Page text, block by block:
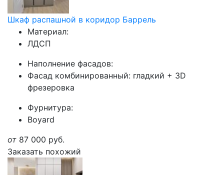
Шкаф распашной в коридор Баррель
Материал:
ЛДСП
Наполнение фасадов:
Фасад комбинированный: гладкий + 3D
фрезеровка
Фурнитура:
Boyard
от 87 000 руб.
Заказать похожий